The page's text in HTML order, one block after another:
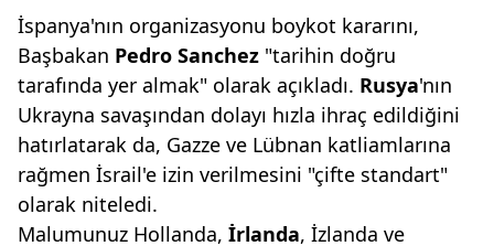
İspanya'nın organizasyonu boykot kararını,
Başbakan Pedro Sanchez "tarihin doğru
tarafında yer almak" olarak açıkladı. Rusya'nın
Ukrayna savaşından dolayı hızla ihraç edildiğini
hatırlatarak da, Gazze ve Lübnan katliamlarına
rağmen İsrail'e izin verilmesini "çifte standart"
olarak niteledi.
Malumunuz Hollanda, İrlanda, İzlanda ve